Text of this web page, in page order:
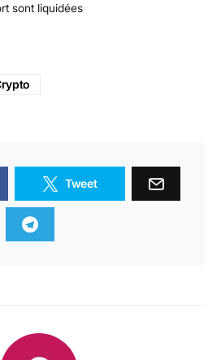
sont liquidées
Tweet